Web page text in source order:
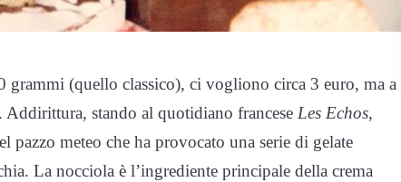
(quello classico), ci vogliono circa 3 euro, ma a
Addirittura, stando al quotidiano francese Les Echos,
pazzo meteo che ha provocato una serie di gelate
La nocciola è l’ingrediente principale della crema